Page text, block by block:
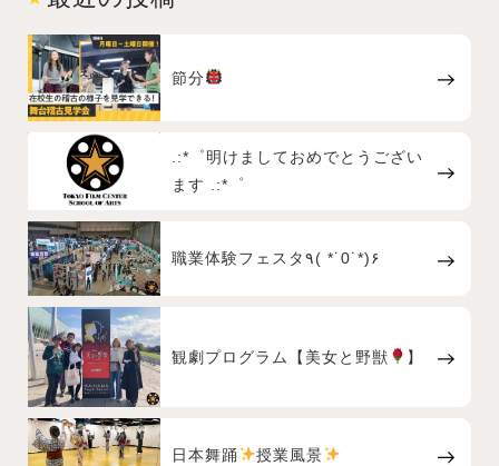
節分
.:*゜明けましておめでとうござい
ます .:*゜
職業体験フェスタ٩( *˙0˙*)۶
観劇プログラム【美女と野獣 】
日本舞踊 授業風景